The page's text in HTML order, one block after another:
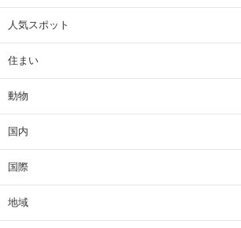
人気スポット
住まい
動物
国内
国際
地域